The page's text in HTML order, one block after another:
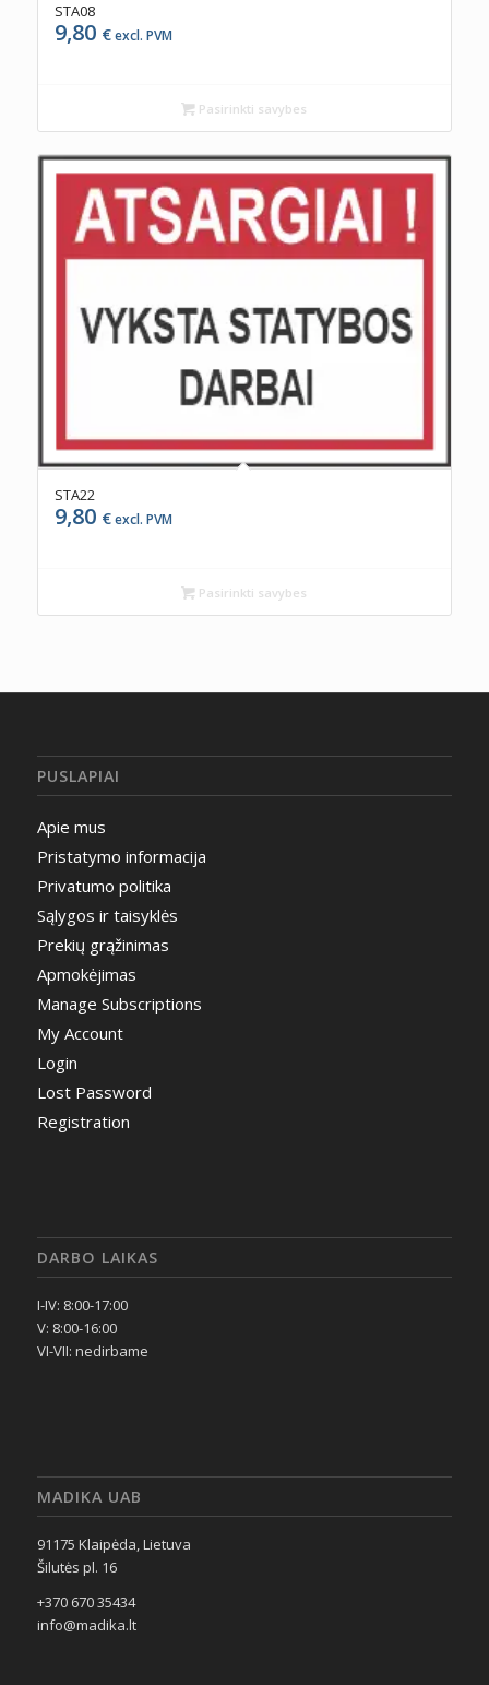
STA08
9,80 €excl. PVM
Pasirinkti savybes
STA22
9,80 €excl. PVM
Pasirinkti savybes
PUSLAPIAI
Apie mus
Pristatymo informacija
Privatumo politika
Sąlygos ir taisyklės
Prekių grąžinimas
Apmokėjimas
Manage Subscriptions
My Account
Login
Lost Password
Registration
DARBO LAIKAS
I-IV: 8:00-17:00
V: 8:00-16:00
VI-VII: nedirbame
MADIKA UAB
91175 Klaipėda, Lietuva
Šilutės pl. 16
+370 670 35434
info@madika.lt